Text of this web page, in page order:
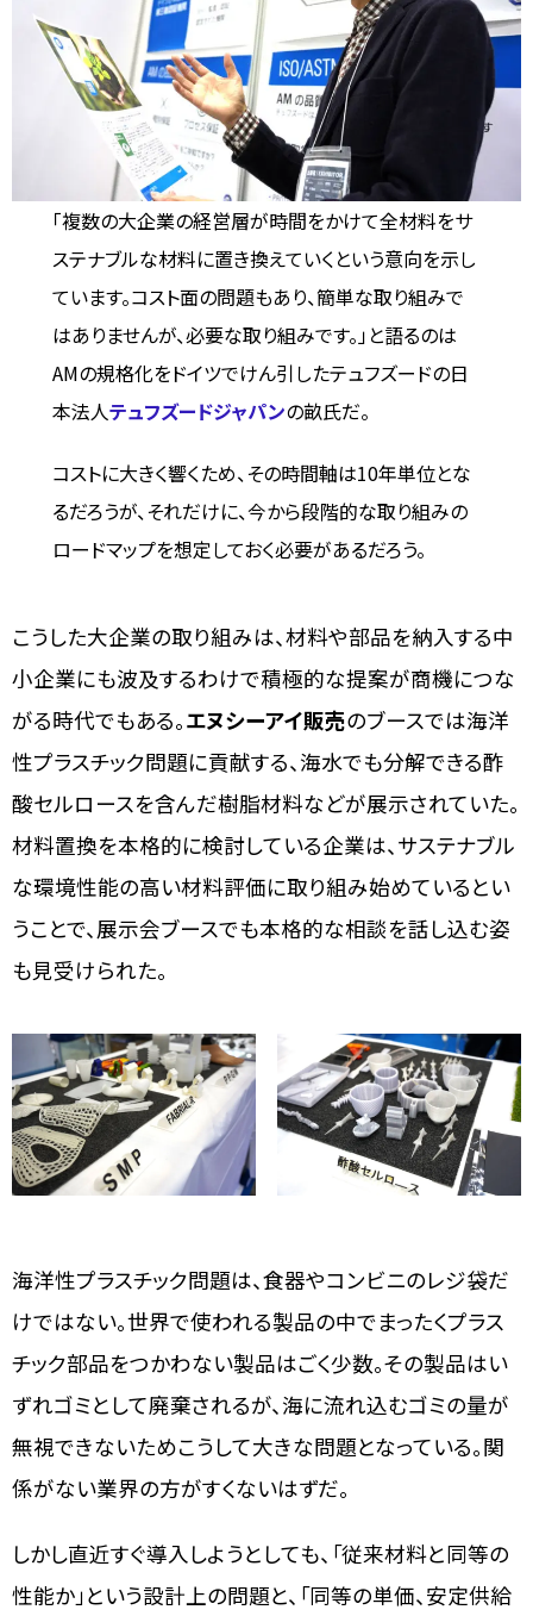
「複数の大企業の経営層が時間をかけて全材料をサ
ステナブルな材料に置き換えていくという意向を示し
ています。コスト面の問題もあり、簡単な取り組みで
はありませんが、必要な取り組みです。」と語るのは
AMの規格化をドイツでけん引したテュフズードの日
本法人テュフズードジャパンの畝氏だ。
コストに大きく響くため、その時間軸は10年単位とな
るだろうが、それだけに、今から段階的な取り組みの
ロードマップを想定しておく必要があるだろう。
こうした大企業の取り組みは、材料や部品を納入する中
小企業にも波及するわけで積極的な提案が商機につな
がる時代でもある。エヌシーアイ販売のブースでは海洋
性プラスチック問題に貢献する、海水でも分解できる酢
酸セルロースを含んだ樹脂材料などが展示されていた。
材料置換を本格的に検討している企業は、サステナブル
な環境性能の高い材料評価に取り組み始めているとい
うことで、展示会ブースでも本格的な相談を話し込む姿
も見受けられた。
海洋性プラスチック問題は、食器やコンビニのレジ袋だ
けではない。世界で使われる製品の中でまったくプラス
チック部品をつかわない製品はごく少数。その製品はい
ずれゴミとして廃棄されるが、海に流れ込むゴミの量が
無視できないためこうして大きな問題となっている。関
係がない業界の方がすくないはずだ。
しかし直近すぐ導入しようとしても、「従来材料と同等の
性能か」という設計上の問題と、「同等の単価、安定供給